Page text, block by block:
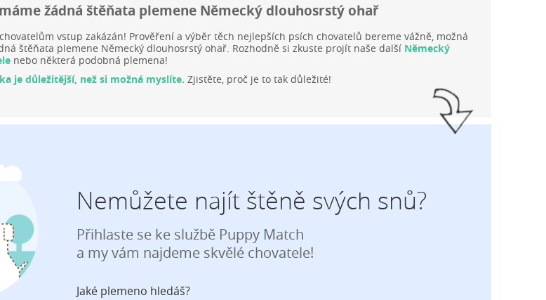
žádná štěňata plemene Německý dlouhosrstý ohař
vstup zakázán! Prověření a výběr těch nejlepších psích chovatelů bereme vážně, možná
štěňata plemene Německý dlouhosrstý ohař. Rozhodně si zkuste projít naše další Německý
nebo některá podobná plemena!
je důležitější, než si možná myslíte. Zjistěte, proč je to tak důležité!
Nemůžete najít štěně svých snů?
Přihlaste se ke službě Puppy Match
a my vám najdeme skvělé chovatele!
Jaké plemeno hledáš?